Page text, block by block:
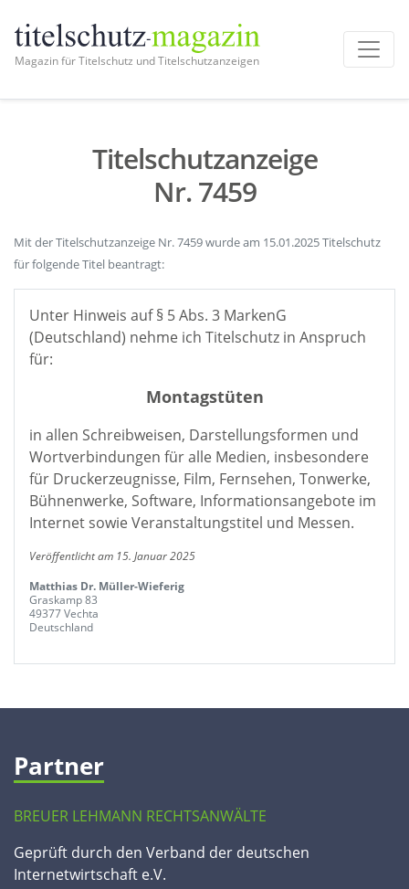
Magazin für Titelschutz und Titelschutzanzeigen
Titelschutzanzeige
Nr. 7459
Mit der Titelschutzanzeige Nr. 7459 wurde am 15.01.2025 Titelschutz
für folgende Titel beantragt:
Unter Hinweis auf § 5 Abs. 3 MarkenG
(Deutschland) nehme ich Titelschutz in Anspruch
für:
Montagstüten
in allen Schreibweisen, Darstellungsformen und
Wortverbindungen für alle Medien, insbesondere
für Druckerzeugnisse, Film, Fernsehen, Tonwerke,
Bühnenwerke, Software, Informationsangebote im
Internet sowie Veranstaltungstitel und Messen.
Veröffentlicht am 15. Januar 2025
Matthias Dr. Müller-Wieferig
Graskamp 83
49377 Vechta
Deutschland
Partner
BREUER LEHMANN RECHTSANWÄLTE
Geprüft durch den Verband der deutschen
Internetwirtschaft e.V.